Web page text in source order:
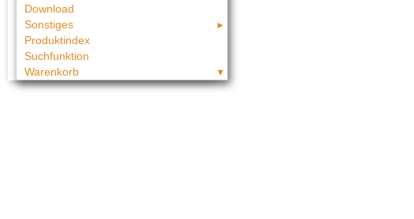
Download
Sonstiges
Produktindex
Suchfunktion
Warenkorb